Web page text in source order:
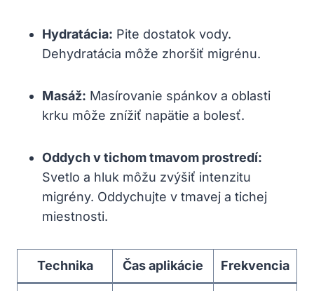
Hydratácia: Pite dostatok vody.
Dehydratácia môže zhoršiť migrénu.
Masáž: Masírovanie spánkov a oblasti
⁤krku môže znížiť napätie a bolesť.
Oddych v tichom ⁢tmavom prostredí:
Svetlo⁤ a hluk môžu ⁣zvýšiť intenzitu
migrény. Oddychujte v tmavej a tichej
miestnosti.
Technika Čas aplikácie Frekvencia